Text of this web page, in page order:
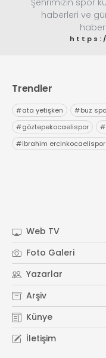
Şehrimizin spor
haberleri ve
Trendler
#ata yetişken #buz
#göztepekocaelispor #
#ibrahim ercinkocaelispor
Web TV
Foto Galeri
Yazarlar
Arşiv
Künye
İletişim